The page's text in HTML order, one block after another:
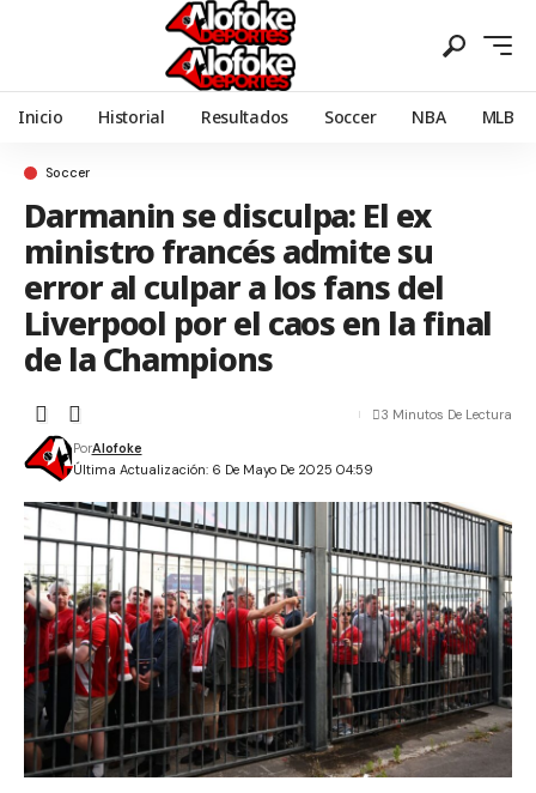
Inicio Historial Resultados Soccer NBA MLB
Soccer
Darmanin se disculpa: El ex
ministro francés admite su
error al culpar a los fans del
Liverpool por el caos en la final
de la Champions
Última Actualización: 6 De Mayo De 2025 04:59
PorAlofoke
3 Minutos De Lectura